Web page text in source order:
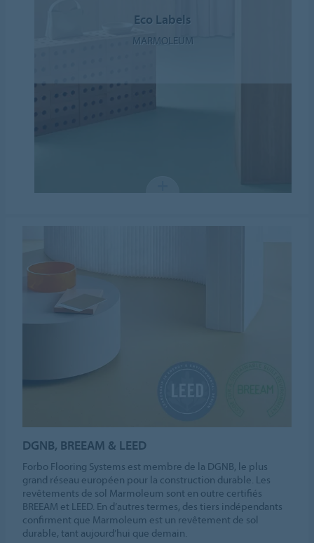
Eco Labels
MARMOLEUM
DGNB, BREEAM & LEED
Forbo Flooring Systems est membre de la DGNB, le plus
grand réseau européen pour la construction durable. Les
revêtements de sol Marmoleum sont en outre certifiés
BREEAM et LEED. En d’autres termes, des tiers indépendants
confirment que Marmoleum est un revêtement de sol
durable, tant aujourd’hui que demain.